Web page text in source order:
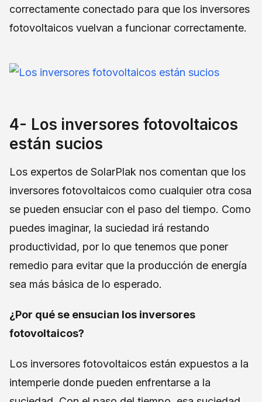
correctamente conectado para que los inversores
fotovoltaicos vuelvan a funcionar correctamente.
4- Los inversores fotovoltaicos
están sucios
Los expertos de SolarPlak nos comentan que los
inversores fotovoltaicos como cualquier otra cosa
se pueden ensuciar con el paso del tiempo. Como
puedes imaginar, la suciedad irá restando
productividad, por lo que tenemos que poner
remedio para evitar que la producción de energía
sea más básica de lo esperado.
¿Por qué se ensucian los inversores
fotovoltaicos?
Los inversores fotovoltaicos están expuestos a la
intemperie donde pueden enfrentarse a la